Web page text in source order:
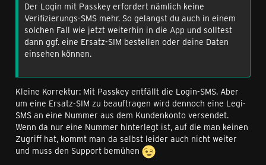
Der Login mit Passkey erfordert nämlich keine
Verifizierungs-SMS mehr. So gelangst du auch in einem
solchen Fall wie jetzt weiterhin in die App und solltest
dann ggf. eine Ersatz-SIM bestellen oder deine Daten
einsehen können.
Kleine Korrektur: Mit Passkey entfällt die Login-SMS. Aber
um eine Ersatz-SIM zu beauftragen wird dennoch eine Legi-
SMS an eine Nummer aus dem Kundenkonto versendet.
Wenn da nur eine Nummer hinterlegt ist, auf die man keinen
Zugriff hat, kommt man da selbst leider auch nicht weiter
und muss den Support bemühen